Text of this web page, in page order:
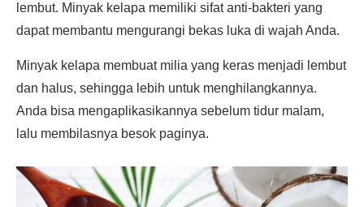
lembut. Minyak kelapa memiliki sifat anti-bakteri yang
dapat membantu mengurangi bekas luka di wajah Anda.
Minyak kelapa membuat milia yang keras menjadi lembut
dan halus, sehingga lebih untuk menghilangkannya.
Anda bisa mengaplikasikannya sebelum tidur malam,
lalu membilasnya besok paginya.